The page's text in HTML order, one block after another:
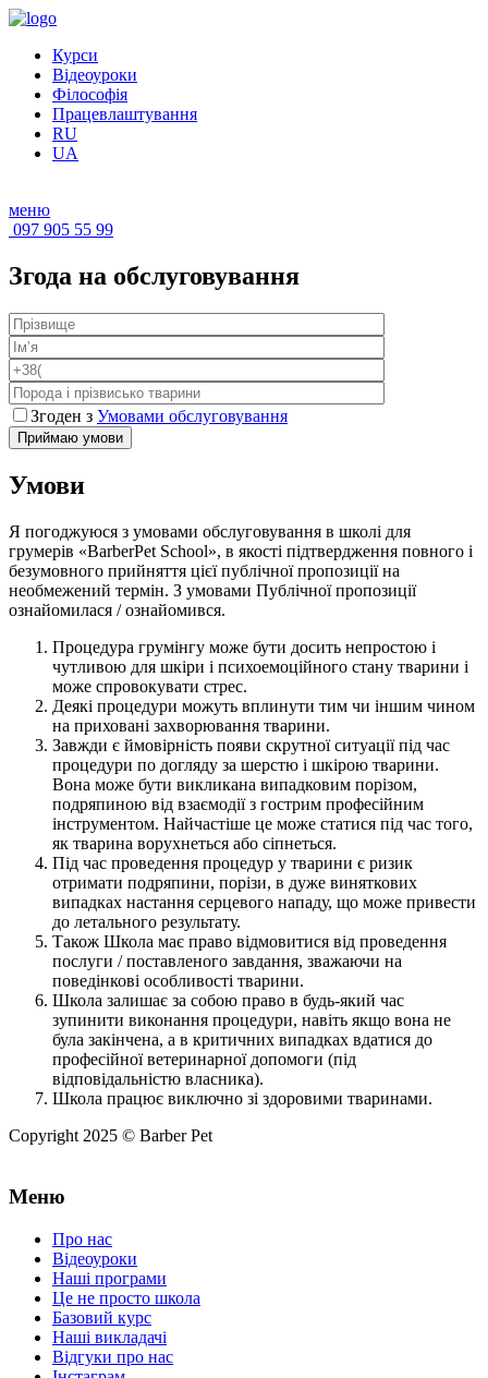
Курси
Відеоуроки
Філософія
Працевлаштування
RU
UA
меню
097 905 55 99
Згода на обслуговування
Згоден з Умовами обслуговування
Приймаю умови
Умови
Я погоджуюся з умовами обслуговування в школі для
грумерів «BarberPet School», в якості підтвердження повного і
безумовного прийняття цієї публічної пропозиції на
необмежений термін. З умовами Публічної пропозиції
ознайомилася / ознайомився.
Процедура грумінгу може бути досить непростою і
чутливою для шкіри і психоемоційного стану тварини і
може спровокувати стрес.
Деякі процедури можуть вплинути тим чи іншим чином
на приховані захворювання тварини.
Завжди є ймовірність появи скрутної ситуації під час
процедури по догляду за шерстю і шкірою тварини.
Вона може бути викликана випадковим порізом,
подряпиною від взаємодії з гострим професійним
інструментом. Найчастіше це може статися під час того,
як тварина ворухнеться або сіпнеться.
Під час проведення процедур у тварини є ризик
отримати подряпини, порізи, в дуже виняткових
випадках настання серцевого нападу, що може привести
до летального результату.
Також Школа має право відмовитися від проведення
послуги / поставленого завдання, зважаючи на
поведінкові особливості тварини.
Школа залишає за собою право в будь-який час
зупинити виконання процедури, навіть якщо вона не
була закінчена, а в критичних випадках вдатися до
професійної ветеринарної допомоги (під
відповідальністю власника).
Школа працює виключно зі здоровими тваринами.
Copyright 2025 © Barber Pet
Меню
Про нас
Відеоуроки
Наші програми
Це не просто школа
Базовий курс
Наші викладачі
Відгуки про нас